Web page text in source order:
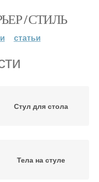
/ СТИЛЬ
статьи
Стул для стола
Тела на стуле